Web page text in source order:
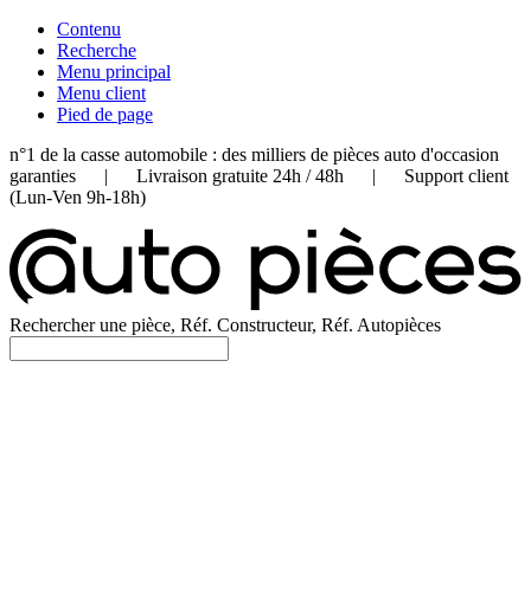
Contenu
Recherche
Menu principal
Menu client
Pied de page
n°1 de la casse automobile : des milliers de pièces auto d'occasion
garanties | Livraison gratuite 24h / 48h | Support client
(Lun-Ven 9h-18h)
Rechercher une pièce, Réf. Constructeur, Réf. Autopièces